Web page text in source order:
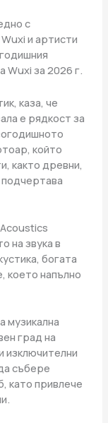
с
и артисти
Wuxi за 2026 г.
каза, че
е рядкост за
който
както древни,
на звука в
богата
което напълно
музикална
град на
изключителни
събере
като привлече